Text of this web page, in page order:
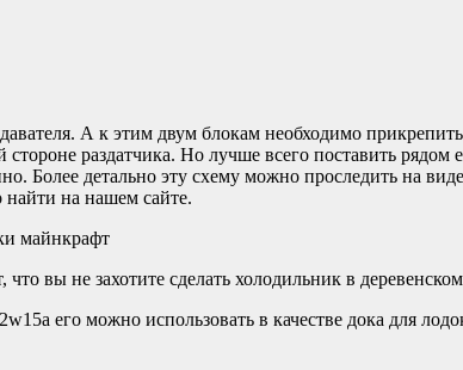
А к этим двум блокам необходимо
раздатчика. Но лучше всего поставить рядом
Более детально эту схему можно проследить на
на нашем сайте.
вы не захотите сделать холодильник в
его можно использовать в качестве дока для